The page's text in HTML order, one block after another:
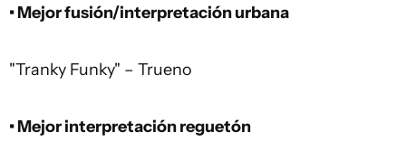
• Mejor fusión/interpretación urbana
"Tranky Funky" – Trueno
• Mejor interpretación reguetón